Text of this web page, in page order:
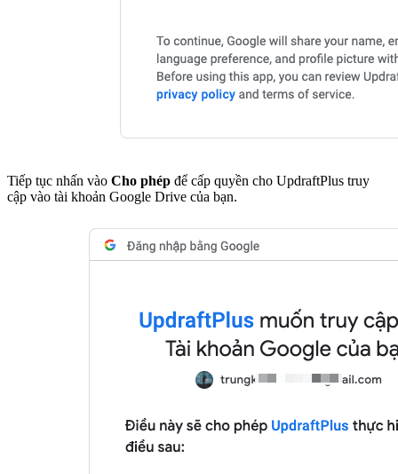
Tiếp tục nhấn vào Cho phép để cấp quyền cho UpdraftPlus truy
cập vào tài khoản Google Drive của bạn.